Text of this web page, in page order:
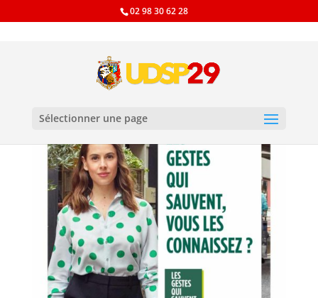
02 98 30 62 28
Sélectionner une page